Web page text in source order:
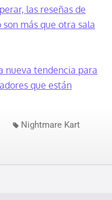
las reseñas de
más que otra sala
nueva tendencia para
que están
Nightmare Kart